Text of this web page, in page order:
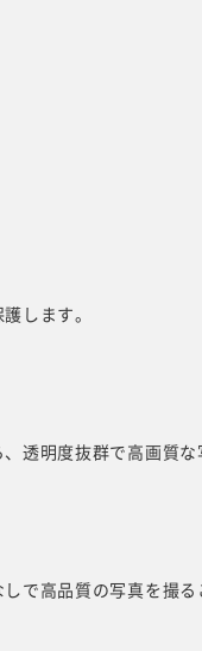
します。
透明度抜群で高画質な
で高品質の写真を撮る